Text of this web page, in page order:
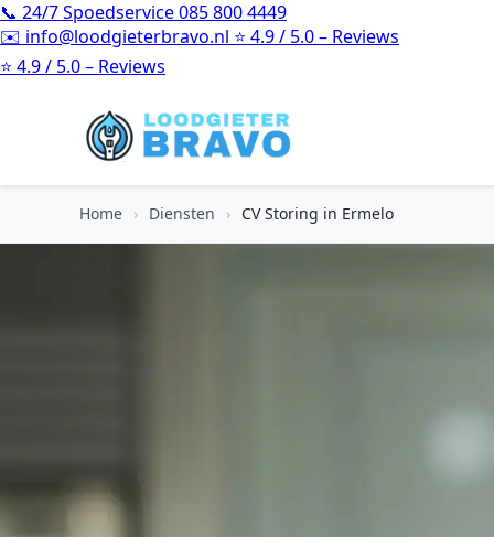
📞 24/7 Spoedservice085 800 4449
✉️ info@loodgieterbravo.nl ⭐ 4.9 / 5.0 – Reviews
⭐ 4.9 / 5.0 – Reviews
Home › Diensten › CV Storing in Ermelo